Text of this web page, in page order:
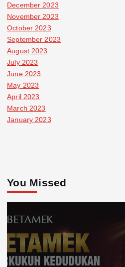
December 2023
November 2023
October 2023
September 2023
August 2023
July 2023
June 2023
May 2023
April 2023
March 2023
January 2023
You Missed